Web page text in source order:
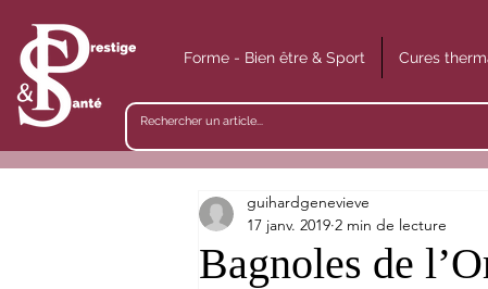
Forme - Bien être & Sport Cures
Bagnoles de
guihardgenevieve
17 janv. 2019 2 min de lecture